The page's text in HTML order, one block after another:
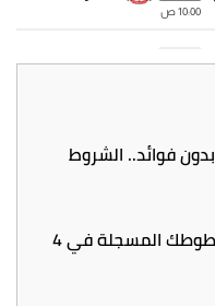
قرض بنك ناصر الاجتماعي 2026 بدون فوائد.. الشروط
قبل ما تقع في مشكلة.. راجع خطوطك المسجلة في 4